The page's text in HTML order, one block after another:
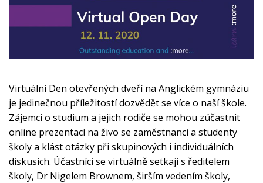
Virtuální Den otevřených dveří na Anglickém gymnáziu
je jedinečnou příležitostí dozvědět se více o naší škole.
Zájemci o studium a jejich rodiče se mohou zúčastnit
online prezentací na živo se zaměstnanci a studenty
školy a klást otázky při skupinových i individuálních
diskusích. Účastníci se virtuálně setkají s ředitelem
školy, Dr Nigelem Brownem, širším vedením školy,